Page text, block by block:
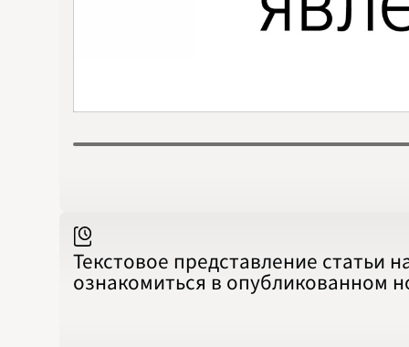
Текстовое представление статьи
ознакомиться в опубликованном